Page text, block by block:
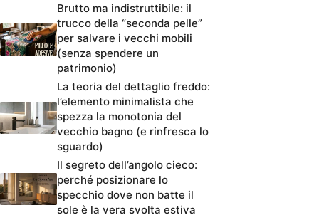
Brutto ma indistruttibile: il
trucco della “seconda pelle”
per salvare i vecchi mobili
(senza spendere un
patrimonio)
La teoria del dettaglio freddo:
l’elemento minimalista che
spezza la monotonia del
vecchio bagno (e rinfresca lo
sguardo)
Il segreto dell’angolo cieco:
perché posizionare lo
specchio dove non batte il
sole è la vera svolta estiva